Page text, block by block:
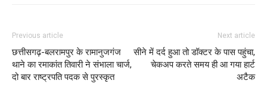
Previous article
छत्तीसगढ़-बलरामपुर के रामानुजगंज
थाने का रमाकांत तिवारी ने संभाला चार्ज,
दो बार राष्ट्रपति पदक से पुरस्कृत
Next article
सीने में दर्द हुआ तो डॉक्टर के पास पहुंचा,
चेकअप करते समय ही आ गया हार्ट
अटैक